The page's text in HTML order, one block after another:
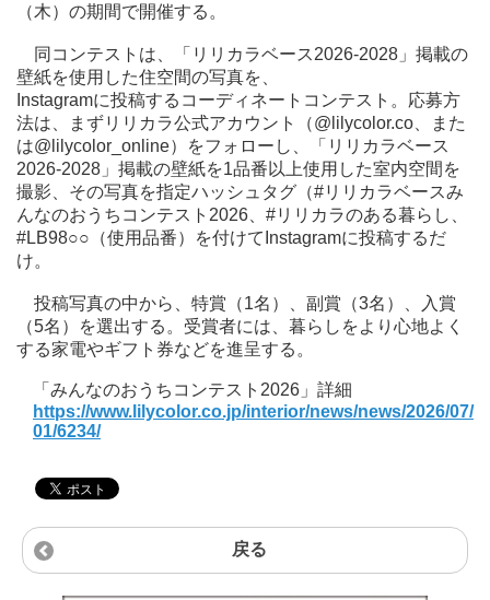
（木）の期間で開催する。
同コンテストは、「リリカラベース2026-2028」掲載の
壁紙を使用した住空間の写真を、
Instagramに投稿するコーディネートコンテスト。応募方
法は、まずリリカラ公式アカウント（@lilycolor.co、また
は@lilycolor_online）をフォローし、「リリカラベース
2026-2028」掲載の壁紙を1品番以上使用した室内空間を
撮影、その写真を指定ハッシュタグ（#リリカラベースみ
んなのおうちコンテスト2026、#リリカラのある暮らし、
#LB98○○（使用品番）を付けてInstagramに投稿するだ
け。
投稿写真の中から、特賞（1名）、副賞（3名）、入賞
（5名）を選出する。受賞者には、暮らしをより心地よく
する家電やギフト券などを進呈する。
「みんなのおうちコンテスト2026」詳細
https://www.lilycolor.co.jp/interior/news/news/2026/07/
01/6234/
戻る